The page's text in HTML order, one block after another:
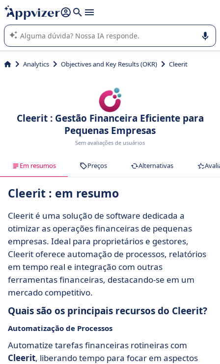
de nossa IA (várias linhas com
A IA do Appvizer o orienta no uso ou na seleção de software
SaaS para sua empresa.
Analytics Objectives and Key Results (OKR) Cleerit
Cleerit : Gestão Financeira Eficiente para
Pequenas Empresas
Sem avaliações de usuários
Em resumos Preços Alternativas
Cleerit : em resumo
Cleerit é uma solução de software dedicada a
otimizar as operações financeiras de pequenas
empresas. Ideal para proprietários e gestores,
Cleerit oferece automação de processos, relatórios
em tempo real e integração com outras
ferramentas financeiras, destacando-se em um
mercado competitivo.
Quais são os principais recursos do Cleerit?
Automatização de Processos
Automatize tarefas financeiras rotineiras com
Cleerit, liberando tempo para focar em aspectos